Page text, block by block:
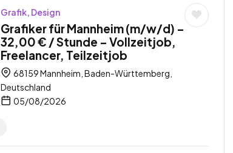
Grafik, Design
Grafiker für Mannheim (m/w/d) –
32,00 € / Stunde – Vollzeitjob,
Freelancer, Teilzeitjob
68159 Mannheim, Baden-Württemberg,
Deutschland
05/08/2026